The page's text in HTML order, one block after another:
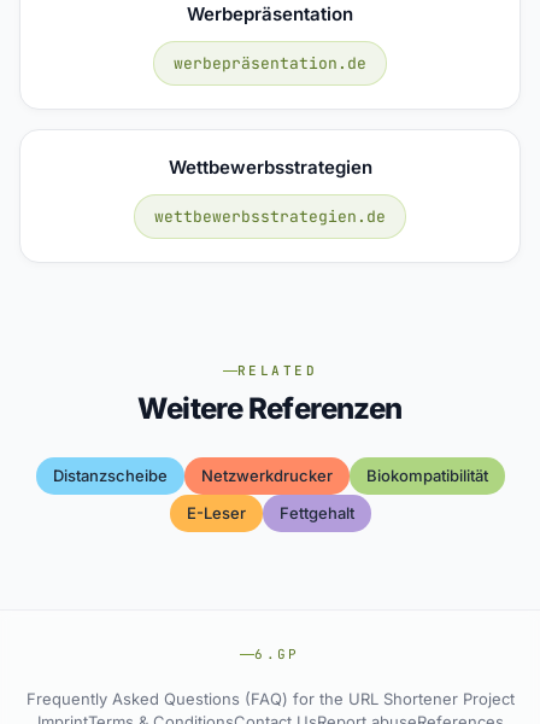
Werbepräsentation
werbepräsentation.de
Wettbewerbsstrategien
wettbewerbsstrategien.de
RELATED
Weitere Referenzen
Distanzscheibe Netzwerkdrucker
Biokompatibilität
E-Leser
Fettgehalt
6.GP
Frequently Asked Questions (FAQ) for the URL Shortener Project